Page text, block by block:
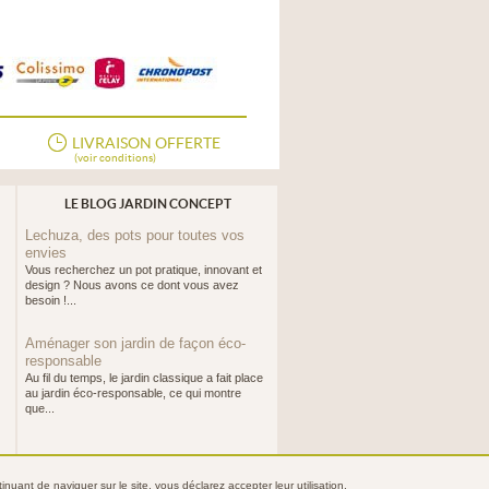
LIVRAISON OFFERTE
(voir conditions)
LE BLOG JARDIN CONCEPT
Lechuza, des pots pour toutes vos
envies
Vous recherchez un pot pratique, innovant et
design ? Nous avons ce dont vous avez
besoin !...
Aménager son jardin de façon éco-
responsable
Au fil du temps, le jardin classique a fait place
au jardin éco-responsable, ce qui montre
que...
de naviguer sur le site, vous déclarez accepter leur utilisation.